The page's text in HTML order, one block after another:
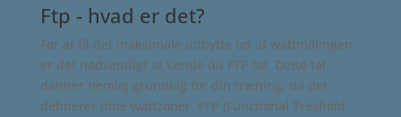
Ftp - hvad er det?
For at få det maksimale udbytte ud af wattmålingen
er det nødvendigt at kende dit FTP tal. Dette tal
danner nemlig grundlag for din træning, da det
definerer dine wattzoner. FTP (Functional Treshold